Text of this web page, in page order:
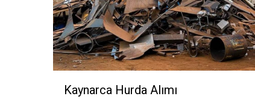
Kaynarca Hurda Alımı